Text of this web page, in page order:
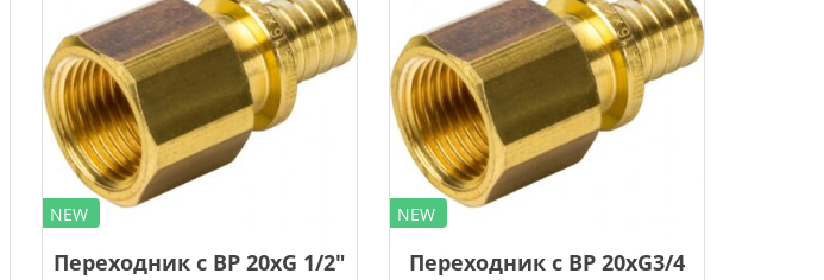
NEW
Переходник с ВР 20xG 1/2″
NEW
Переходник с ВР 20xG3/4